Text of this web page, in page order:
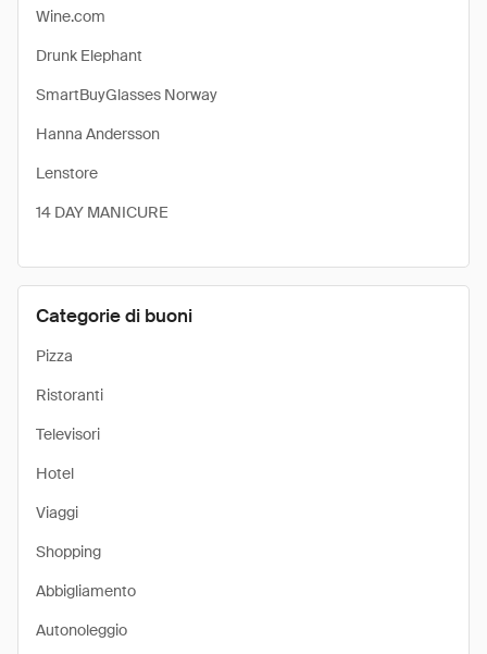
Wine.com
Drunk Elephant
SmartBuyGlasses Norway
Hanna Andersson
Lenstore
14 DAY MANICURE
Categorie di buoni
Pizza
Ristoranti
Televisori
Hotel
Viaggi
Shopping
Abbigliamento
Autonoleggio